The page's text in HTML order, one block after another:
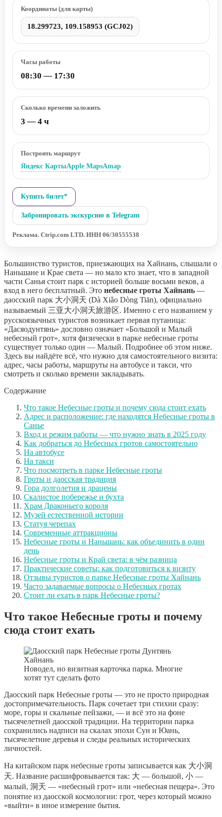
Координаты (для карты)
18.299723, 109.158953 (GCJ02)
Часы работы
08:30 — 17:30
Сколько времени заложить
3 — 4 ч
Построить маршрут
Яндекс КартыApple MapsAmap
Купить билет*
Забронировать экскурсию в Telegram
Реклама. Ctrip.com LTD. ИНН 06/30555538
Большинство туристов, приезжающих на Хайнань, слышали о
Наньшане и Крае света — но мало кто знает, что в западной
части Санья стоит парк с историей больше восьми веков, а
вход в него бесплатный. Это небесные гроты Хайнань —
даосский парк 大小洞天 (Dà Xiǎo Dòng Tiān), официально
называемый 三亚大小洞天旅游区. Именно с его названием у
русскоязычных туристов возникает первая путаница:
«Дасяодунтянь» дословно означает «Большой и Малый
небесный грот», хотя физически в парке небесные гроты
существует только один — Малый. Подробнее об этом ниже.
Здесь вы найдёте всё, что нужно для самостоятельного визита:
адрес, часы работы, маршруты на автобусе и такси, что
смотреть и сколько времени закладывать.
Содержание
Что такое Небесные гроты и почему сюда стоит ехать
Адрес и расположение: где находятся Небесные гроты в
Санье
Вход и режим работы — что нужно знать в 2025 году
Как добраться до Небесных гротов самостоятельно
На автобусе
На такси
Что посмотреть в парке Небесные гроты
Гроты и даосская традиция
Гора долголетия и драцены
Скалистое побережье и бухта
Храм Драконьего короля
Музей естественной истории
Статуя черепах
Современные аттракционы
Небесные гроты и Наньшань: как объединить в один
день
Небесные гроты и Край света: в чём разница
Практические советы: как подготовиться к визиту
Отзывы туристов о парке Небесные гроты Хайнань
Часто задаваемые вопросы о Небесных гротах
Стоит ли ехать в парк Небесные гроты?
Что такое Небесные гроты и почему
сюда стоит ехать
Новодел, но визитная карточка парка. Многие
хотят тут сделать фото
Даосский парк Небесные гроты — это не просто природная
достопримечательность. Парк сочетает три стихии сразу:
море, горы и скальные пейзажи, — и всё это на фоне
тысячелетней даосской традиции. На территории парка
сохранились надписи на скалах эпохи Сун и Юань,
тысячелетние деревья и следы реальных исторических
личностей.
На китайском парк небесные гроты записывается как 大小洞
天. Название расшифровывается так: 大 — большой, 小 —
малый, 洞天 — «небесный грот» или «небесная пещера». Это
понятие из даосской космологии: грот, через который можно
«выйти» в иное измерение бытия.